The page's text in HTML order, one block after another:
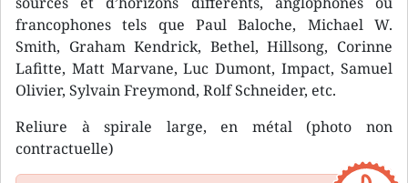
francophones tels que Paul Baloche, Michael W.
Smith, Graham Kendrick, Bethel, Hillsong, Corinne
Lafitte, Matt Marvane, Luc Dumont, Impact, Samuel
Olivier, Sylvain Freymond, Rolf Schneider, etc.
Reliure à spirale large, en métal (photo non
contractuelle)